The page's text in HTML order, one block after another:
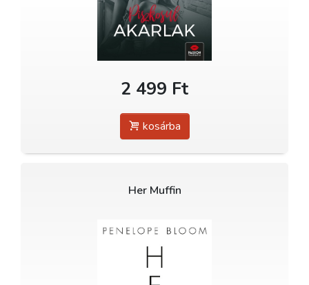
2 499 Ft
kosárba
Her Muffin